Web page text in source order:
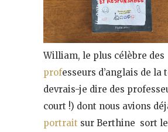
William, le plus célèbre des
professeurs d’anglais de la
devrais-je dire des
court !) dont nous avions
portrait sur Berthine sort